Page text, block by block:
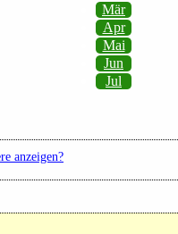
Mär
Apr
Mai
Jun
Jul
anzeigen?